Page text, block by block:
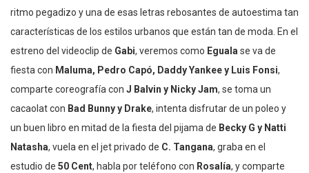
ritmo pegadizo y una de esas letras rebosantes de autoestima tan
características de los estilos urbanos que están tan de moda. En el
estreno del videoclip de Gabi, veremos como Egualase va de
fiesta con Maluma, Pedro Capó, Daddy Yankee y Luis Fonsi,
comparte coreografía con J Balvin y Nicky Jam, se toma un
cacaolat con Bad Bunny y Drake, intenta disfrutar de un poleo y
un buen libro en mitad de la fiesta del pijama de Becky G y Natti
Natasha, vuela en el jet privado de C. Tangana, graba en el
estudio de 50 Cent, habla por teléfono con Rosalía, y comparte